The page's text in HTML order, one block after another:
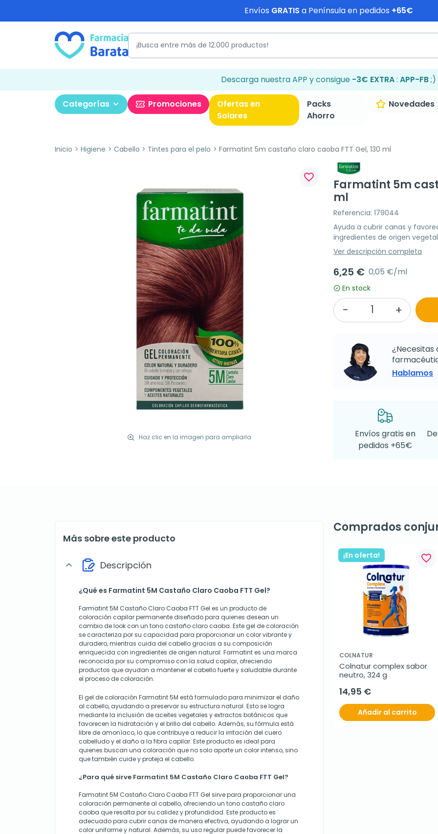
Envíos GRATIS a Península en pedidos +65€
Descarga nuestra APP y consigue -3€ EXTRA: APP-FB;)
Categorías Promociones
Ofertas en
Solares
Packs
Ahorro
Novedades
Inicio Higiene Cabello Tintes para el pelo Farmatint 5m castaño claro caoba FTT Gel, 130 ml
Haz clic en la imagen para ampliarla
favorite_border
Farmatint 5m
ml
Referencia: 179044
Ayuda a cubrir canas y
ingredientes de origen
Ver descripción completa
6,25 € 0,05 €/ml
En stock
¿Necesitas
Hablamos
Envíos gratis en
pedidos +65€
Más sobre este producto
expand_more Descripción
¿Qué es Farmatint 5M Castaño Claro Caoba FTT Gel?
Farmatint 5M Castaño Claro Caoba FTT Gel es un producto de
coloración capilar permanente diseñado para quienes desean un
cambio de look con un tono castaño claro caoba. Este gel de coloración
se caracteriza por su capacidad para proporcionar un color vibrante y
duradero, mientras cuida del cabello gracias a su composición
enriquecida con ingredientes de origen natural. Farmatint es una marca
reconocida por su compromiso con la salud capilar, ofreciendo
productos que ayudan a mantener el cabello fuerte y saludable durante
el proceso de coloración.
El gel de coloración Farmatint 5M está formulado para minimizar el daño
al cabello, ayudando a preservar su estructura natural. Esto se logra
mediante la inclusión de aceites vegetales y extractos botánicos que
favorecen la hidratación y el brillo del cabello. Además, su fórmula está
libre de amoníaco, lo que contribuye a reducir la irritación del cuero
cabelludo y el daño a la fibra capilar. Este producto es ideal para
quienes buscan una coloración que no solo aporte un color intenso, sino
que también cuide y proteja el cabello.
¿Para qué sirve Farmatint 5M Castaño Claro Caoba FTT Gel?
Farmatint 5M Castaño Claro Caoba FTT Gel sirve para proporcionar una
coloración permanente al cabello, ofreciendo un tono castaño claro
caoba que resalta por su calidez y profundidad. Este producto es
adecuado para cubrir canas de manera efectiva, ayudando a lograr un
color uniforme y natural. Además, su uso regular puede favorecer la
Comprados
¡En oferta! favorite_border
COLNATUR
Colnatur complex sabor
neutro, 324 g
14,95 €
Añadir al carrito